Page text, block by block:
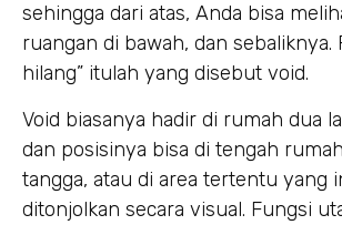
sehingga dari atas, Anda bisa
ruangan di bawah, dan sebaliknya.
hilang” itulah yang disebut void.
Void biasanya hadir di rumah dua
dan posisinya bisa di tengah
tangga, atau di area tertentu yang
ditonjolkan secara visual. Fungsi